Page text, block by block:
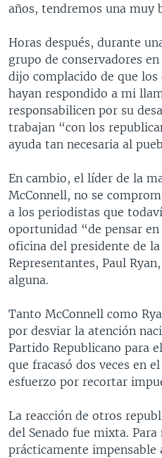
años, tendremos una muy
Horas después, durante
grupo de conservadores
dijo complacido de que
hayan respondido a mi
responsabilicen por su
trabajan “con los
ayuda tan necesaria al
En cambio, el líder de la
McConnell, no se
a los periodistas que
oportunidad “de pensar
oficina del presidente de la
Representantes, Paul
alguna.
Tanto McConnell como
por desviar la atención
Partido Republicano para
que fracasó dos veces en
esfuerzo por recortar
La reacción de otros
del Senado fue mixta.
prácticamente impensable